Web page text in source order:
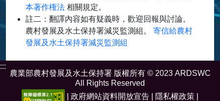
本著作権法 相關規定。
註二：翻譯內容如有疑義時，歡迎回報與討論。
農村發展及水土保持署減災監測組。 寄信給農村
發展及水土保持署減災監測組
:::
農業部農村發展及水土保持署 版權所有 © 2023 ARDSWC
All Rights Reserved
政府網站資料開放宣告 隱私權政策